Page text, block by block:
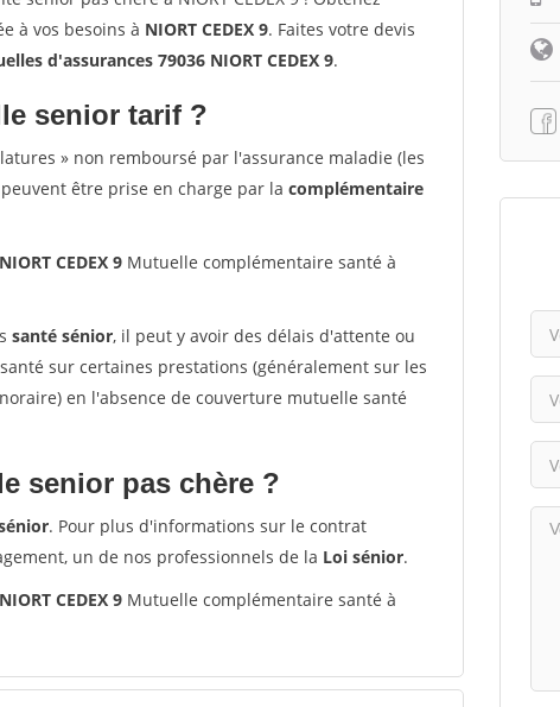
à vos besoins à NIORT CEDEX 9. Faites votre devis
d'assurances 79036 NIORT CEDEX 9.
senior tarif ?
» non remboursé par l'assurance maladie (les
être prise en charge par la complémentaire
CEDEX 9 Mutuelle complémentaire santé à
santé sénior, il peut y avoir des délais d'attente ou
sur certaines prestations (généralement sur les
en l'absence de couverture mutuelle santé
senior pas chère ?
. Pour plus d'informations sur le contrat
un de nos professionnels de la Loi sénior.
CEDEX 9 Mutuelle complémentaire santé à